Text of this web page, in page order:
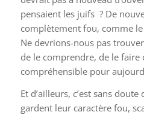
pensaient les juifs ? De
complètement fou, comme
Ne devrions-nous pas
de le comprendre, de le
compréhensible pour
Et d’ailleurs, c’est sans
gardent leur caractère fou,